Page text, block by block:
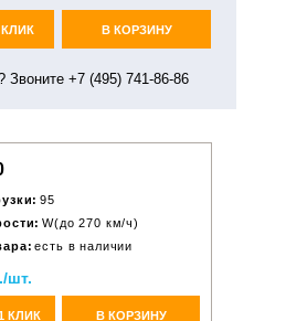
В КОРЗИНУ
Звоните +7 (495) 741-86-86
95
W(до 270 км/ч)
есть в наличии
шт.
КЛИК В КОРЗИНУ